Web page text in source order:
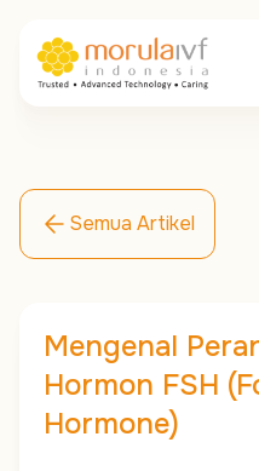
Semua Artikel
Mengenal
Hormon FSH
Hormone)